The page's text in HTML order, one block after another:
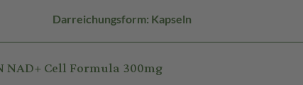
Darreichungsform: Kapseln
Cell Formula 300mg